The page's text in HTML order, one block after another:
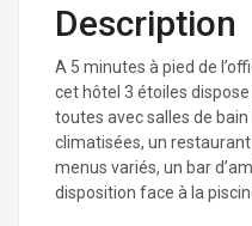
Description
A 5 minutes à pied de
cet hôtel 3 étoiles
toutes avec salles de
climatisées, un restaurant
menus variés, un bar
disposition face à la